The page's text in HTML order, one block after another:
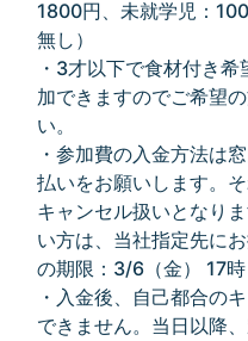
1800円、未就学児：
無し）
・3才以下で食材付き
加できますのでご希望
い。
・参加費の入金方法は
払いをお願いします。
キャンセル扱いとなり
い方は、当社指定先に
の期限：3/6（金） 17時
・入金後、自己都合の
できません。当日以降